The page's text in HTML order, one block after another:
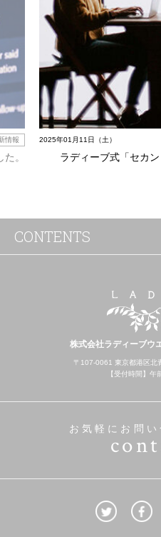
情報
。
2025年01月11日（土）
ラディーブ式「セカ
株式会社ラディーブウ
〒107-0061 東京都港区北
【受付時間】
お気軽にお問
CONTENTS